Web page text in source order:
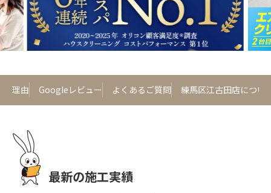
る理由 Googleレビュー よくあるご質問 練馬区江古田店につい
最新の施工実績